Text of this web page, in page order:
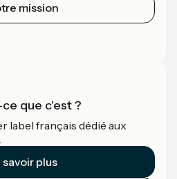
mission
ce que c'est ?
label français dédié aux
savoir plus